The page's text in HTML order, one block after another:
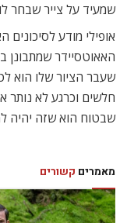
שמעיד על צייר שבחר
אופילי מודע לסיכונים
האאוטסיידר שמתבונן
שעבר הציור שלו הוא
חלשים וכרגע לא נותר
שבטוח הוא שזה יהיה
מאמרים קשורים